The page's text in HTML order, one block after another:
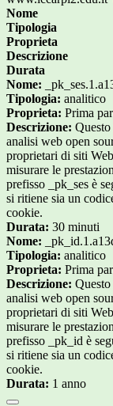
Nome
Tipologia
Proprieta
Descrizione
Durata
Nome:
Tipologia: analitico
Proprieta: Prima
Descrizione:
analisi web open
proprietari di siti
misurare le
prefisso _pk_ses è
si ritiene sia un
cookie.
Durata: 30 minuti
Nome:
Tipologia: analitico
Proprieta: Prima
Descrizione:
analisi web open
proprietari di siti
misurare le
prefisso _pk_id è
si ritiene sia un
cookie.
Durata: 1 anno